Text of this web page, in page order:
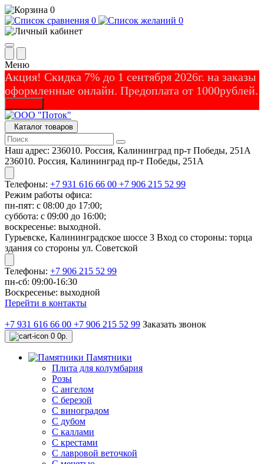
0
0
0
Меню
Акция! Скидка 7% до 1 сентября 2026г. на заказы
оформленные онлайн. Предоплата от 1000рублей.
Каталог товаров
Наш адрес: 236010. Россия, Калининград пр-т Победы, 251А
236010. Россия, Калининград пр-т Победы, 251А
Телефоны: +7 931 616 66 00 +7 906 215 52 99
Режим работы офиса:
пн-пят: с 08:00 до 17:00;
суббота: с 09:00 до 16:00;
воскресенье: выходной.
Гурьевске, Калининградское шоссе 3 Вход со стороны: торца
здания со стороны ул. Советской
Телефоны: +7 906 215 52 99
пн-сб: 09:00-16:30
Воскресенье: выходной
Перейти в контакты
+7 931 616 66 00 +7 906 215 52 99 Заказать звонок
0 0р.
Памятники
Плита для колумбария
Розы
C ангелом
C березой
С виноградом
С дубом
С каллами
С крестами
С лавровой веточкой